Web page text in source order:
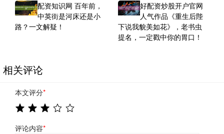
配资知识网 百年前，
中英街是河床还是小
路？一文解疑！
好配资炒股开户官网
人气作品《重生后陛
下说我貌美如花》，老书虫
提名，一定戳中你的胃口！
相关评论
本文评分*
评论内容*